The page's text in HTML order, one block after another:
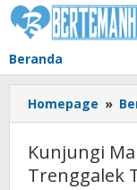
Lewati
ke
Beranda
Homepage »
Kunjungi
Trenggalek